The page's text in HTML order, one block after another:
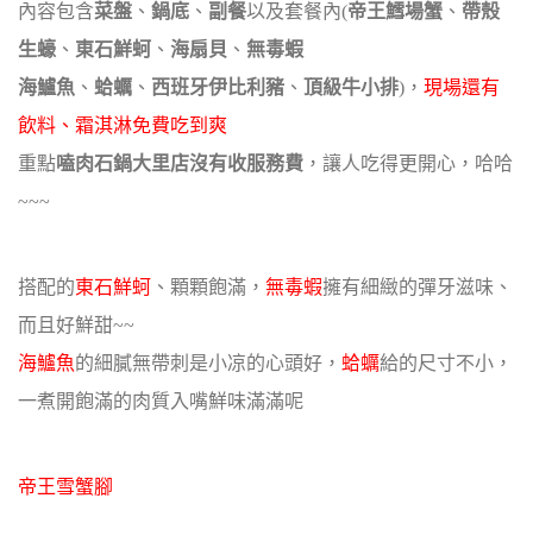
內容包含菜盤 、 鍋底 、 副餐以及套餐內(帝王鱈場蟹 、 帶殼
生蠔 、 東石鮮蚵 、 海扇貝 、 無毒蝦
海鱸魚 、 蛤蠣 、 西班牙伊比利豬 、 頂級牛小排)， 現場還有
飲料、霜淇淋免費吃到爽
重點嗑肉石鍋大里店沒有收服務費 ，讓人吃得更開心，哈哈
~~~
搭配的東石鮮蚵 、顆顆飽滿， 無毒蝦擁有細緻的彈牙滋味、
而且好鮮甜~~
海鱸魚的細膩無帶刺是小凉的心頭好， 蛤蠣給的尺寸不小，
一煮開飽滿的肉質入嘴鮮味滿滿呢
帝王雪蟹腳